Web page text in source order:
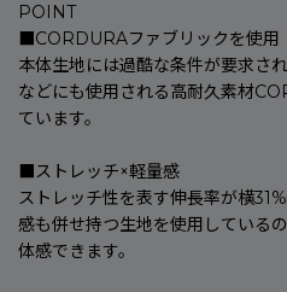
POINT
■CORDURAファブリックを使用
本体生地には過酷な条件が要求さ
などにも使用される高耐久素材
ています。
■ストレッチ×軽量感
ストレッチ性を表す伸長率が横
感も併せ持つ生地を使用している
体感できます。